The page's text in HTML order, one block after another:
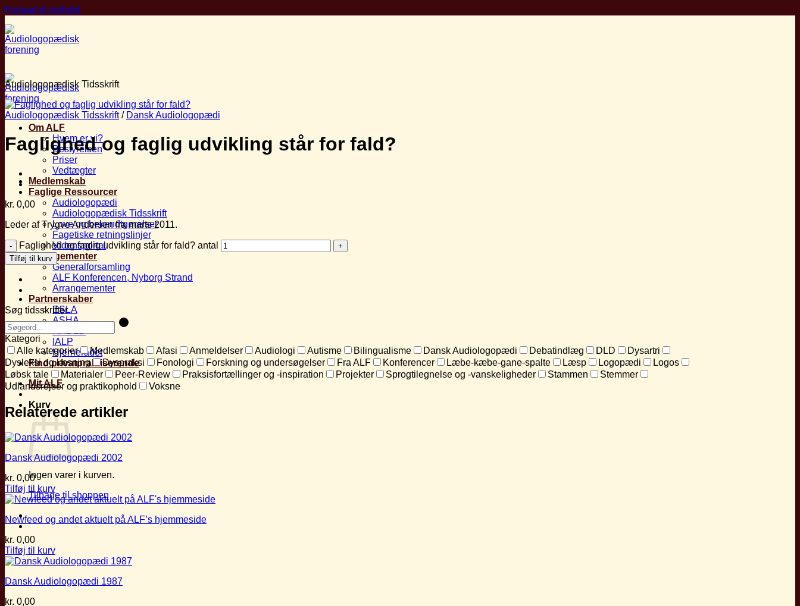
Fortsæt til indhold
Om ALF
Hvem er vi?
Bestyrelsen
Priser
Vedtægter
Medlemskab
Faglige Ressourcer
Audiologopædi
Audiologopædisk Tidsskrift
Love og bekendtgørelser
Fagetiske retningslinjer
Vidensportal
Arrangementer
Generalforsamling
ALF Konferencen, Nyborg Strand
Arrangementer
Partnerskaber
ESLA
ASHA
RADLD
IALP
Hjernerådet
Find privatpraktiserende
Mit ALF
Kurv
Ingen varer i kurven.
Tilbage til shoppen
Audiologopædisk Tidsskrift
Audiologopædisk Tidsskrift / Dansk Audiologopædi
Faglighed og faglig udvikling står for fald?
kr. 0,00
Leder af Trygve Andersen fra marts 2011.
Faglighed og faglig udvikling står for fald? antal
Tilføj til kurv
Søg tidsskrifter
Kategori
Alle kategorier
Medlemskab Afasi Anmeldelser Audiologi Autisme Bilingualisme Dansk Audiologopædi Debatindlæg DLD
Dysartri
Dysleksi og læsning
Dyspraksi Fonologi Forskning og undersøgelser Fra ALF Konferencer Læbe-kæbe-gane-spalte Læsp Logopædi
Logos
Løbsk tale
Materialer Peer-Review Praksisfortællinger og -inspiration Projekter Sprogtilegnelse og -vanskeligheder Stammen
Stemmer
Udlandsrejser og praktikophold
Voksne
Relaterede artikler
Dansk Audiologopædi 2002
kr. 0,00
Tilføj til kurv
Newfeed og andet aktuelt på ALF’s hjemmeside
kr. 0,00
Tilføj til kurv
Dansk Audiologopædi 1987
kr. 0,00